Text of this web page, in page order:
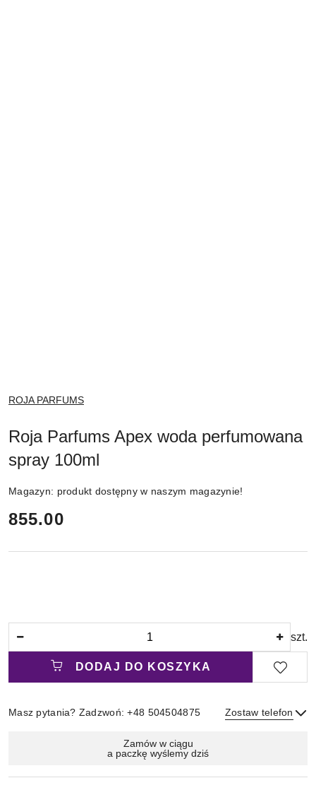
NAZWA
PRODUCENTA:
ROJA PARFUMS
Roja Parfums Apex woda perfumowana
spray 100ml
Magazyn: produkt dostępny w naszym magazynie!
cena:
855.00
szt.
DODAJ DO KOSZYKA
Masz pytania? Zadzwoń: +48 504504875 Zostaw telefon
Wyślij
dostawa
Zamów w ciągu
a paczkę wyślemy dziś